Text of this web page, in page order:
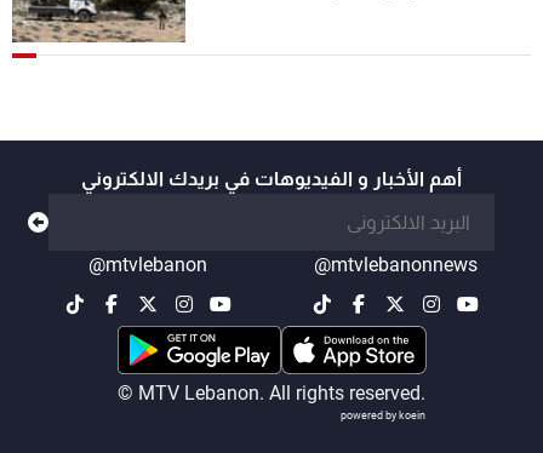
أهم الأخبار و الفيديوهات في بريدك الالكتروني
@mtvlebanonnews
@mtvlebanon
© MTV Lebanon. All rights reserved.
powered by koein